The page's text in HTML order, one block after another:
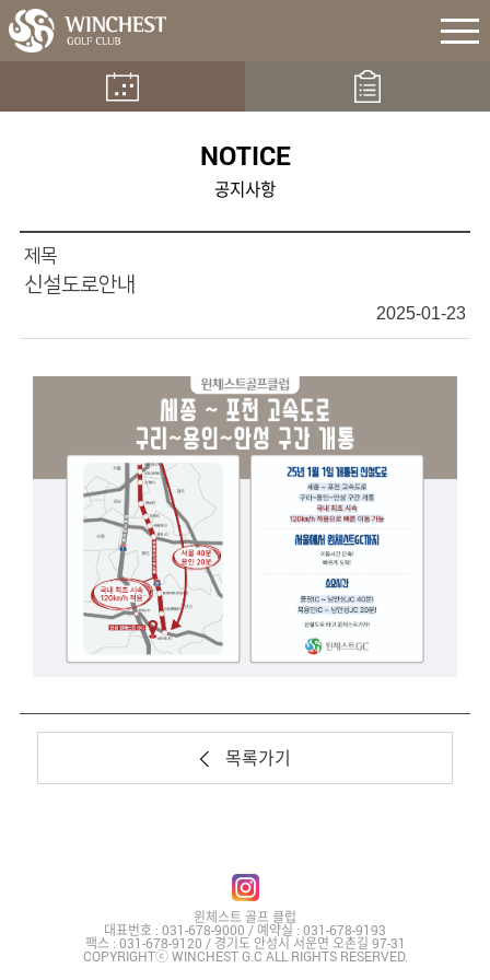
NOTICE
공지사항
제목
신설도로안내
2025-01-23
목록가기
윈체스트 골프 클럽
대표번호 : 031-678-9000 / 예약실 : 031-678-9193
팩스 : 031-678-9120 / 경기도 안성시 서운면 오촌길 97-31
COPYRIGHTⓒ WINCHEST G.C ALL RIGHTS RESERVED.